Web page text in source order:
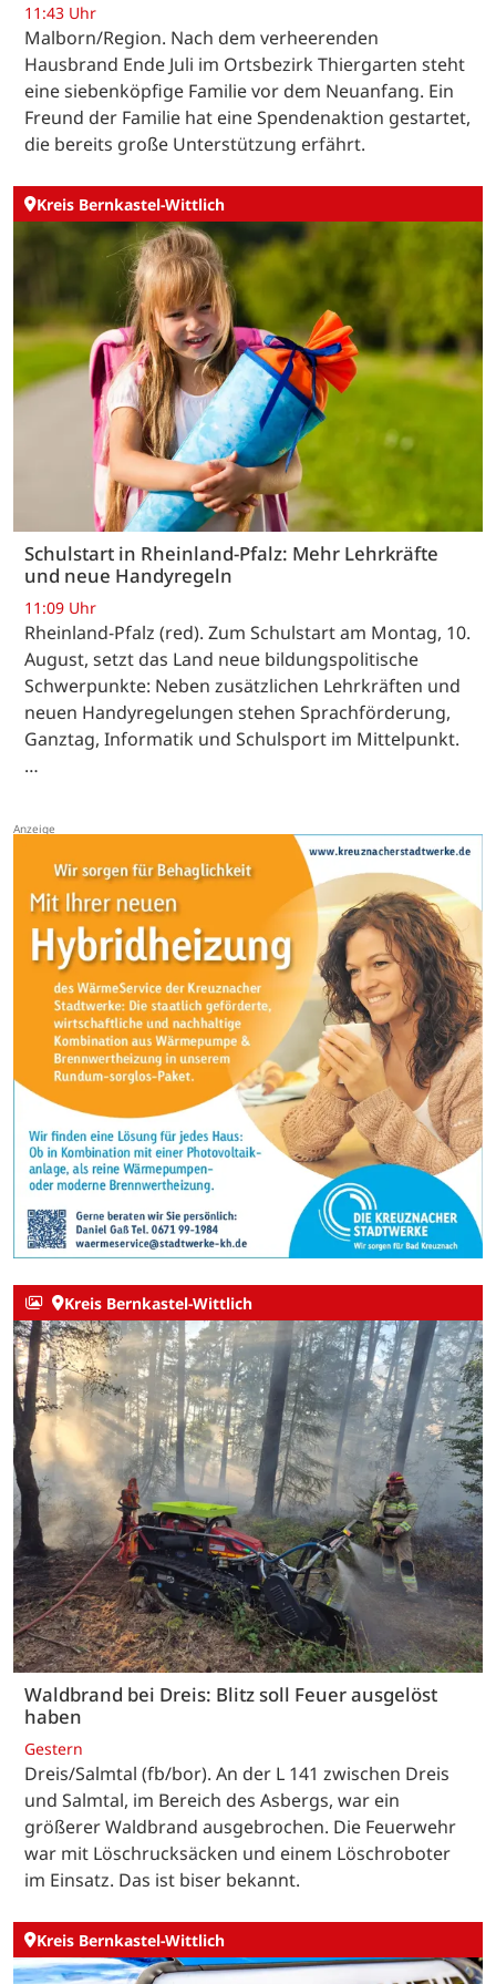
11:43 Uhr
Malborn/Region. Nach dem verheerenden
Hausbrand Ende Juli im Ortsbezirk Thiergarten steht
eine siebenköpfige Familie vor dem Neuanfang. Ein
Freund der Familie hat eine Spendenaktion gestartet,
die bereits große Unterstützung erfährt.
Kreis Bernkastel-Wittlich
Schulstart in Rheinland-Pfalz: Mehr Lehrkräfte
und neue Handyregeln
11:09 Uhr
Rheinland-Pfalz (red). Zum Schulstart am Montag, 10.
August, setzt das Land neue bildungspolitische
Schwerpunkte: Neben zusätzlichen Lehrkräften und
neuen Handyregelungen stehen Sprachförderung,
Ganztag, Informatik und Schulsport im Mittelpunkt.
…
Kreis Bernkastel-Wittlich
Waldbrand bei Dreis: Blitz soll Feuer ausgelöst
haben
Gestern
Dreis/Salmtal (fb/bor). An der L 141 zwischen Dreis
und Salmtal, im Bereich des Asbergs, war ein
größerer Waldbrand ausgebrochen. Die Feuerwehr
war mit Löschrucksäcken und einem Löschroboter
im Einsatz. Das ist biser bekannt.
Kreis Bernkastel-Wittlich